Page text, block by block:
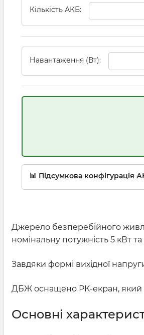
Кількість АКБ:
Навантаження (Вт):
📊 Підсумкова конфігурація
Джерело безперебійного
номінальну потужність 5 кВт
Завдяки формі вихідної
ДБЖ оснащено РК-екран, який
Основні